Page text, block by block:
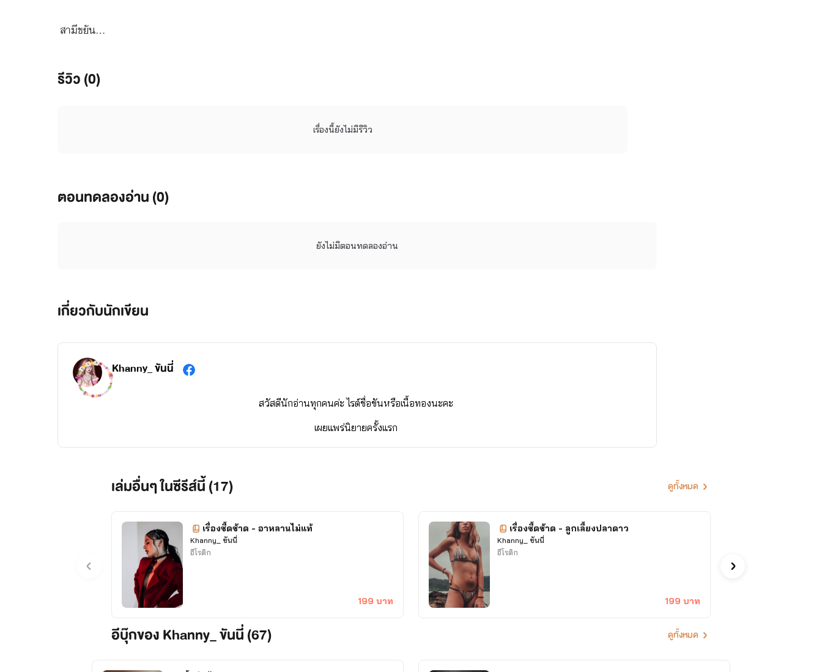
สามีขยัน...
รีวิว (0)
เรื่องนี้ยังไม่มีรีวิว
ตอนทดลองอ่าน (0)
ยังไม่มีตอนทดลองอ่าน
เกี่ยวกับนักเขียน
Khanny_ ขันนี่
สวัสดีนักอ่านทุกคนค่ะ ไรต์ชื่อขันหรือเนื้อทองนะคะ
เผยแพร่นิยายครั้งแรก
🌐 ช่องทางการติดต่อ 🌐
เล่มอื่นๆ ในซีรีส์นี้ (17) ดูทั้งหมด
เรื่องซี้ดซ้าด - อาหลานไม่แท้
Khanny_ ขันนี่
อีโรติก
199 บาท
เรื่องซี้ดซ้าด - ลูกเลี้ยงปลาดาว
Khanny_ ขันนี่
อีโรติก
199 บาท
อีบุ๊กของ Khanny_ ขันนี่ (67) ดูทั้งหมด